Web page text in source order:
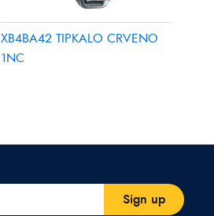
XB4BA42 TIPKALO CRVENO
1NC